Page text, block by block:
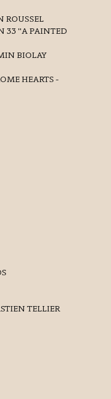
ROUSSEL
33 "A PAINTED
BIOLAY
HEARTS -
TELLIER